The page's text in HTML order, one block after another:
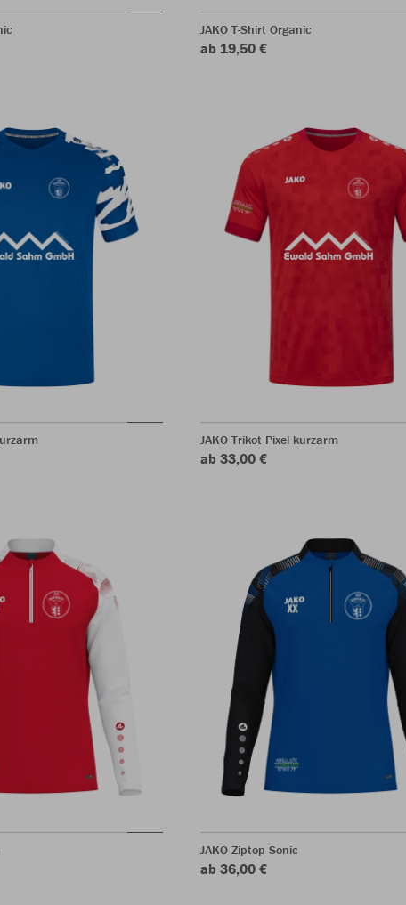
JAKO T-Shirt Organic
ab 19,50 €
JAKO Trikot Pixel kurzarm
ab 33,00 €
JAKO Ziptop Sonic
ab 36,00 €